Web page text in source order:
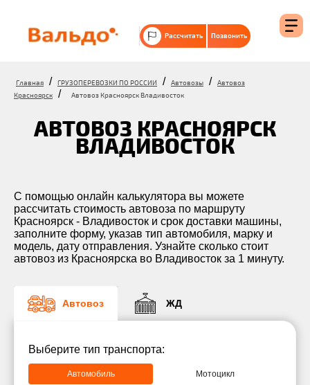
Рассчитать Позвонить
Главная / ГРУЗОПЕРЕВОЗКИ ПО РОССИИ / Автовозы /
Автовоз
Красноярск
/ Автовоз Красноярск Владивосток
АВТОВОЗ КРАСНОЯРСК
ВЛАДИВОСТОК
С помощью онлайн калькулятора вы можете
рассчитать стоимость автовоза по маршруту
Красноярск - Владивосток и срок доставки машины,
заполните форму, указав тип автомобиля, марку и
модель, дату отправления. Узнайте сколько стоит
автовоз из Красноярска во Владивосток за 1 минуту.
Автовоз ЖД
Выберите тип транспорта:
Автомобиль Мотоцикл